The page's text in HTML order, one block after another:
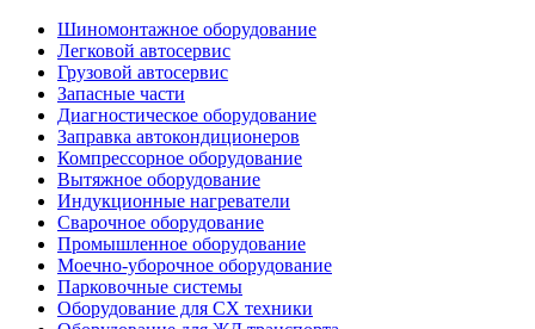
Шиномонтажное оборудование
Легковой автосервис
Грузовой автосервис
Запасные части
Диагностическое оборудование
Заправка автокондиционеров
Компрессорное оборудование
Вытяжное оборудование
Индукционные нагреватели
Сварочное оборудование
Промышленное оборудование
Моечно-уборочное оборудование
Парковочные системы
Оборудование для СХ техники